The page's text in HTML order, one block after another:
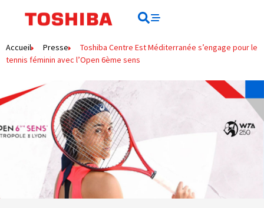
Accueil Presse
Toshiba Centre Est Méditerranée s’engage pour le
tennis féminin avec l’Open 6ème sens